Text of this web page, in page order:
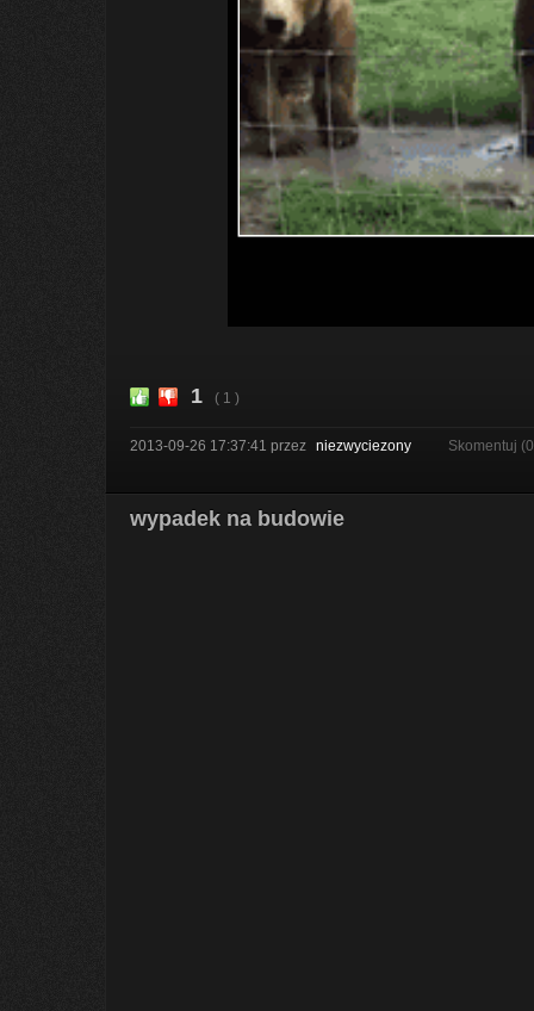
1 ( 1 )
2013-09-26 17:37:41 przez niezwyciezony Skomentuj
wypadek na budowie